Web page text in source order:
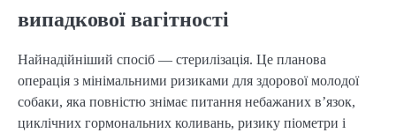
випадкової вагітності
Найнадійніший спосіб — стерилізація. Це планова
операція з мінімальними ризиками для здорової молодої
собаки, яка повністю знімає питання небажаних в’язок,
циклічних гормональних коливань, ризику піометри і